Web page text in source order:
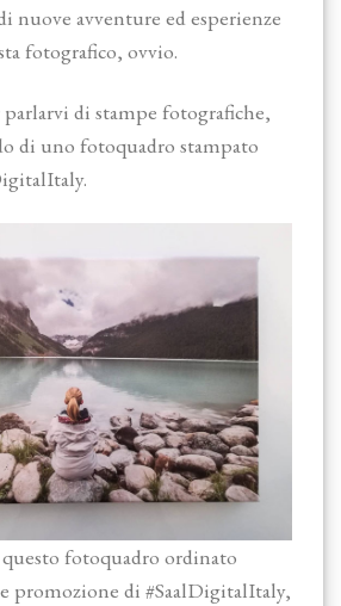
nuove avventure ed esperienze
fotografico, ovvio.
di stampe fotografiche,
di uno fotoquadro stampato
fotoquadro ordinato
promozione di #SaalDigitalItaly,